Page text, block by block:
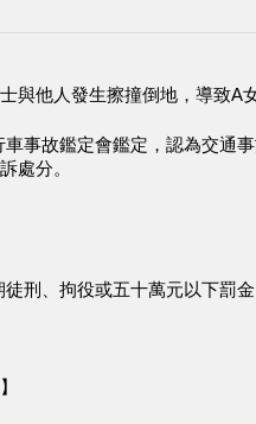
與他人發生擦撞倒地，導致A
事故鑑定會鑑定，認為交通
處分。
刑、拘役或五十萬元以下罰金